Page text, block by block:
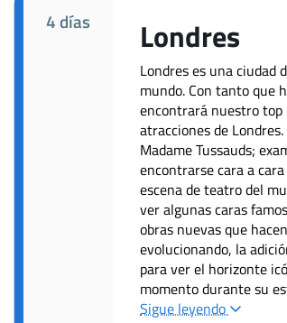
4 días Londres
Londres es una ciudad
mundo. Con tanto que
encontrará nuestro top
atracciones de
Madame Tussauds;
encontrarse cara a
escena de teatro del
ver algunas caras
obras nuevas que
evolucionando, la
para ver el horizonte
momento durante su
Sigue leyendo